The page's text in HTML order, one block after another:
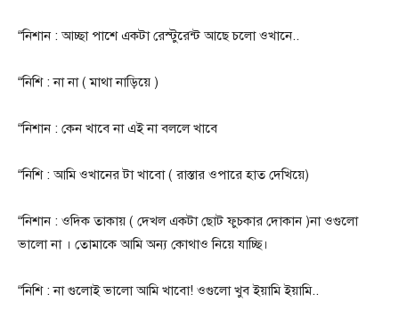
“নিশান : আচ্ছা পাশে একটা রেস্টুরেন্ট আছে চলো ওখানে..
“নিশি : না না ( মাথা নাড়িয়ে )
“নিশান : কেন খাবে না এই না বললে খাবে
“নিশি : আমি ওখানের টা খাবো ( রাস্তার ওপারে হাত দেখিয়ে)
“নিশান : ওদিক তাকায় ( দেখল একটা ছোট ফুচকার দোকান )না ওগুলো
ভালো না । তোমাকে আমি অন্য কোথাও নিয়ে যাচ্ছি।
“নিশি : না গুলোই ভালো আমি খাবো! ওগুলো খুব ইয়ামি ইয়ামি..